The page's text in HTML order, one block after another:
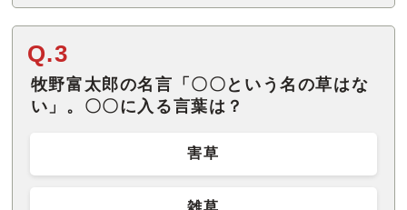
Q.3
牧野富太郎の名言「〇〇という名の草はな
い」。〇〇に入る言葉は？
害草